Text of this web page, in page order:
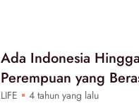
Ada Indonesia
Perempuan yang
LIFE 4 tahun yang lalu